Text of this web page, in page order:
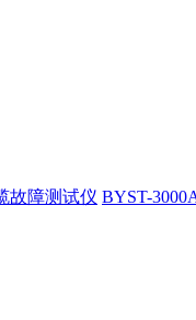
故障测试仪 BYST-